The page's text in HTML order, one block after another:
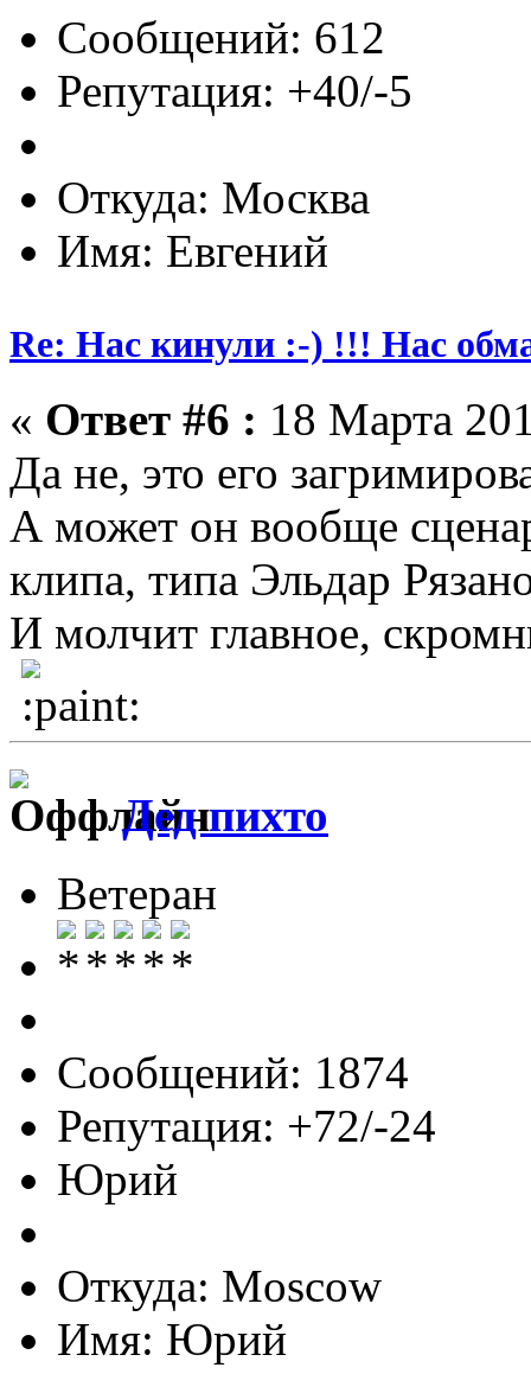
Сообщений: 612
Репутация: +40/-5
Откуда: Москва
Имя: Евгений
Re: Нас кинули :-) !!! Нас
« Ответ #6 : 18 Марта
Да не, это его
А может он вообще
клипа, типа Эльдар
И молчит главное,
Дед пихто
Ветеран
Сообщений: 1874
Репутация: +72/-24
Юрий
Откуда: Moscow
Имя: Юрий